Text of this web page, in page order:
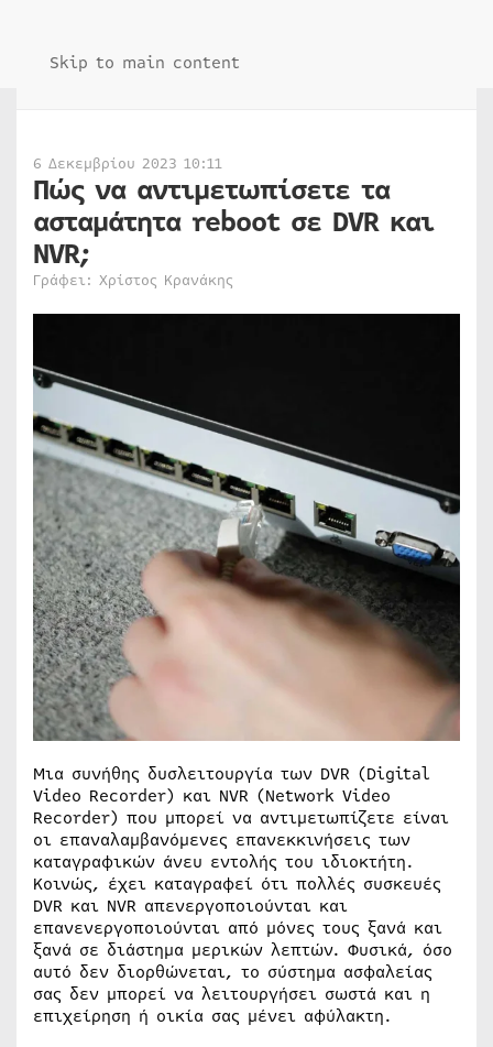
Skip to main content
6 Δεκεμβρίου 2023 10:11
Πώς να αντιμετωπίσετε τα
ασταμάτητα reboot σε DVR και
NVR;
Γράφει: Χρίστος Κρανάκης
Μια συνήθης δυσλειτουργία των DVR (Digital
Video Recorder) και NVR (Network Video
Recorder) που μπορεί να αντιμετωπίζετε είναι
οι επαναλαμβανόμενες επανεκκινήσεις των
καταγραφικών άνευ εντολής του ιδιοκτήτη.
Κοινώς, έχει καταγραφεί ότι πολλές συσκευές
DVR και NVR απενεργοποιούνται και
επανενεργοποιούνται από μόνες τους ξανά και
ξανά σε διάστημα μερικών λεπτών. Φυσικά, όσο
αυτό δεν διορθώνεται, το σύστημα ασφαλείας
σας δεν μπορεί να λειτουργήσει σωστά και η
επιχείρηση ή οικία σας μένει αφύλακτη.